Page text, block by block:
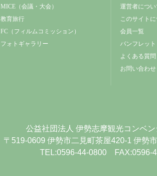
MICE（会議・大会）
教育旅行
FC（フィルムコミッション）
フォトギャラリー
運営者につい
このサイト
会員一覧
パンフレット
よくある質問
お問い合わせ
公益社団法人 伊勢志摩観光コンベ
〒519-0609 伊勢市二見町茶屋420-1 伊勢
TEL:0596-44-0800 FAX:0596-